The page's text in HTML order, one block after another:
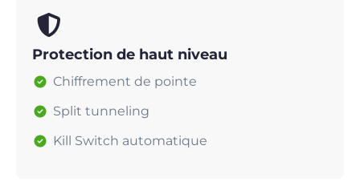
Protection de haut niveau
Chiffrement de pointe
Split tunneling
Kill Switch automatique